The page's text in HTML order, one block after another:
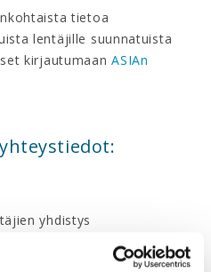
tietoa
lentäjille suunnatuista
kirjautumaanASIAn
yhdistys
posti:puheenjohtaja@fapa.fi